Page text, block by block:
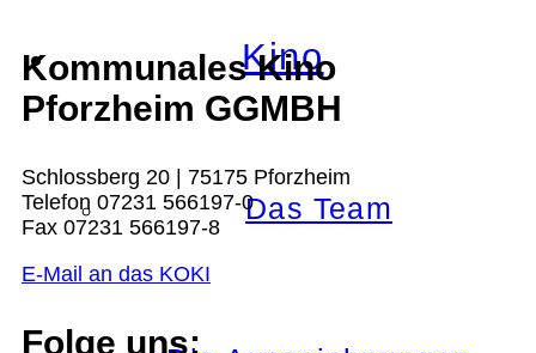
Kino
Das Team
Kommunales Kino
Pforzheim GGMBH
Schlossberg 20 | 75175 Pforzheim
Telefon 07231 566197-0
Fax 07231 566197-8
E-Mail an das KOKI
Folge uns: